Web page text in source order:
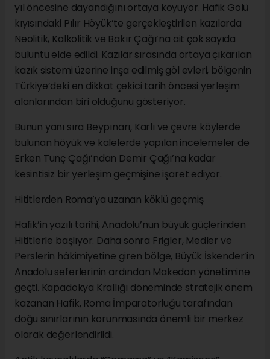
yıl öncesine dayandığını ortaya koyuyor. Hafik Gölü
kıyısındaki Pılır Höyük’te gerçekleştirilen kazılarda
Neolitik, Kalkolitik ve Bakır Çağı’na ait çok sayıda
buluntu elde edildi. Kazılar sırasında ortaya çıkarılan
kazık sistemi üzerine inşa edilmiş göl evleri, bölgenin
Türkiye’deki en dikkat çekici tarih öncesi yerleşim
alanlarından biri olduğunu gösteriyor.
Bunun yanı sıra Beypınarı, Karlı ve çevre köylerde
bulunan höyük ve kalelerde yapılan incelemeler de
Erken Tunç Çağı’ndan Demir Çağı’na kadar
kesintisiz bir yerleşim geçmişine işaret ediyor.
Hititlerden Roma’ya uzanan köklü geçmiş
Hafik’in yazılı tarihi, Anadolu’nun büyük güçlerinden
Hititlerle başlıyor. Daha sonra Frigler, Medler ve
Perslerin hâkimiyetine giren bölge, Büyük İskender’in
Anadolu seferlerinin ardından Makedon yönetimine
geçti. Kapadokya Krallığı döneminde stratejik önem
kazanan Hafik, Roma İmparatorluğu tarafından
doğu sınırlarının korunmasında önemli bir merkez
olarak değerlendirildi.